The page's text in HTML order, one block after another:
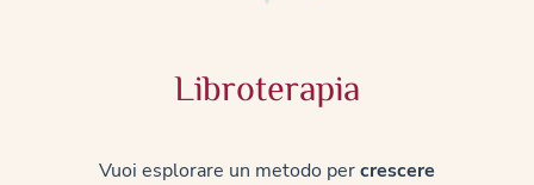
Libroterapia
Vuoi esplorare un metodo percrescere